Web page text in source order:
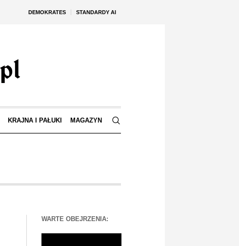
DEMOKRATES STANDARDY AI
KRAJNA I PAŁUKI MAGAZYN
WARTE OBEJRZENIA: